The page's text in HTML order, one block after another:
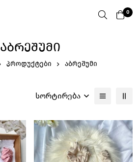
0
ᲐᲑᲠᲔᲨᲣᲛᲘ
პროდუქტები აბრეშუმი
სორტირება